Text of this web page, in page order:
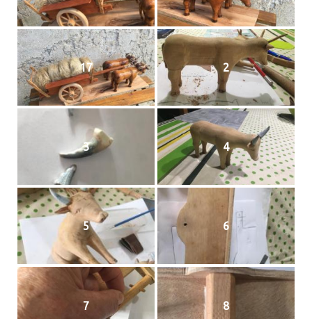
17 2
3 4
5 6
7 8